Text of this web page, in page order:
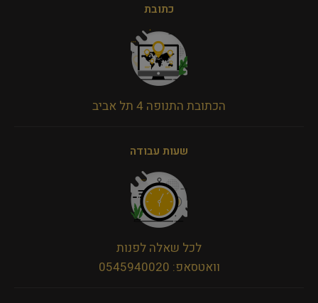
כתובת
הכתובת התנופה 4 תל אביב
שעות עבודה
לכל שאלה לפנות
וואטסאפ: 0545940020